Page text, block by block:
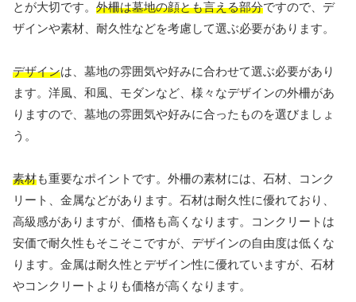
とが大切です。 外柵は墓地の顔とも言える部分ですので、デ
ザインや素材、耐久性などを考慮して選ぶ必要があります。
デザインは、墓地の雰囲気や好みに合わせて選ぶ必要があり
ます。洋風、和風、モダンなど、様々なデザインの外柵があ
りますので、墓地の雰囲気や好みに合ったものを選びましょ
う。
素材も重要なポイントです。外柵の素材には、石材、コンク
リート、金属などがあります。石材は耐久性に優れており、
高級感がありますが、価格も高くなります。コンクリートは
安価で耐久性もそこそこですが、デザインの自由度は低くな
ります。金属は耐久性とデザイン性に優れていますが、石材
やコンクリートよりも価格が高くなります。